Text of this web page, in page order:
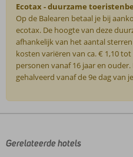
Ecotax - duurzame
Op de Balearen betaal je bij
ecotax. De hoogte van deze
afhankelijk van het aantal
kosten variëren van ca. € 1,10
personen vanaf 16 jaar en
gehalveerd vanaf de 9e dag van
door
Gerelateerde hotels